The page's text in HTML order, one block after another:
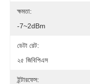
ক্ষমতা:
-7~2dBm
ডেটা রেট:
২৫ জিবিপিএস
ইন্টারফেস: